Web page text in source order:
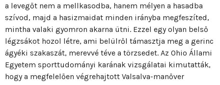
a levegőt nem a mellkasodba, hanem mélyen a hasadba
szívod, majd a hasizmaidat minden irányba megfeszíted,
mintha valaki gyomron akarna ütni. Ezzel egy olyan belső
légzsákot hozol létre, ami belülről támasztja meg a gerinc
ágyéki szakaszát, merevvé téve a törzsedet. Az Ohio Állami
Egyetem sporttudományi karának vizsgálatai kimutatták,
hogy a megfelelően végrehajtott Valsalva-manőver